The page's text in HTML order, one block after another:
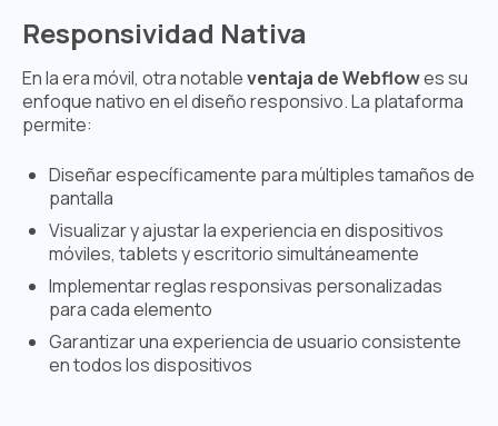
Responsividad Nativa
En la era móvil, otra notableventaja de Webflowes su
enfoque nativo en el diseño responsivo. La plataforma
permite:
Diseñar específicamente para múltiples tamaños de
pantalla
Visualizar y ajustar la experiencia en dispositivos
móviles, tablets y escritorio simultáneamente
Implementar reglas responsivas personalizadas
para cada elemento
Garantizar una experiencia de usuario consistente
en todos los dispositivos